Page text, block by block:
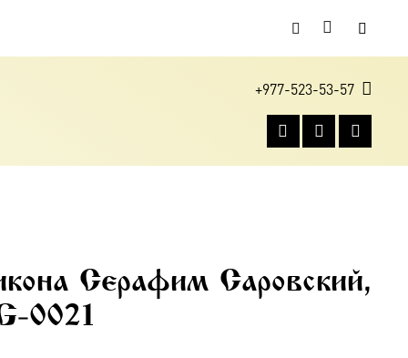
+977-523-53-57
Серафим Саровский,
0021